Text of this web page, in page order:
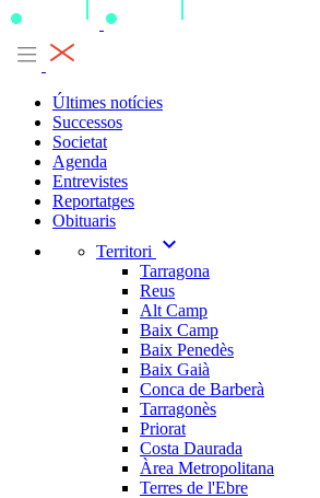
Últimes notícies
Successos
Societat
Agenda
Entrevistes
Reportatges
Obituaris
Territori
expand_more
Tarragona
Reus
Alt Camp
Baix Camp
Baix Penedès
Baix Gaià
Conca de Barberà
Tarragonès
Priorat
Costa Daurada
Àrea Metropolitana
Terres de l'Ebre